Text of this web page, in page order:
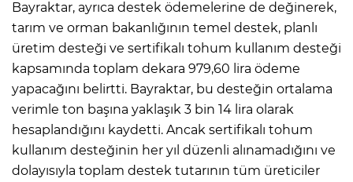
Bayraktar, ayrıca destek ödemelerine de değinerek,
tarım ve orman bakanlığının temel destek, planlı
üretim desteği ve sertifikalı tohum kullanım desteği
kapsamında toplam dekara 979,60 lira ödeme
yapacağını belirtti. Bayraktar, bu desteğin ortalama
verimle ton başına yaklaşık 3 bin 14 lira olarak
hesaplandığını kaydetti. Ancak sertifikalı tohum
kullanım desteğinin her yıl düzenli alınamadığını ve
dolayısıyla toplam destek tutarının tüm üreticiler